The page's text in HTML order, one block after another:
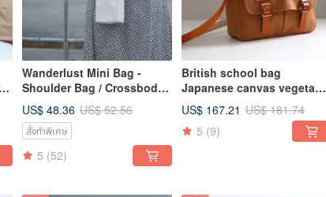
Wanderlust Mini Bag -
Shoulder Bag / Crossbody
Bag / Mini Bag
US$ 48.36 US$ 52.56
สั่งทำพิเศษ
5 (52)
British school bag
Japanese canvas vegetable
tanned leather A4 book
oblique back school
season
US$ 167.21 US$ 181.74
5 (9)